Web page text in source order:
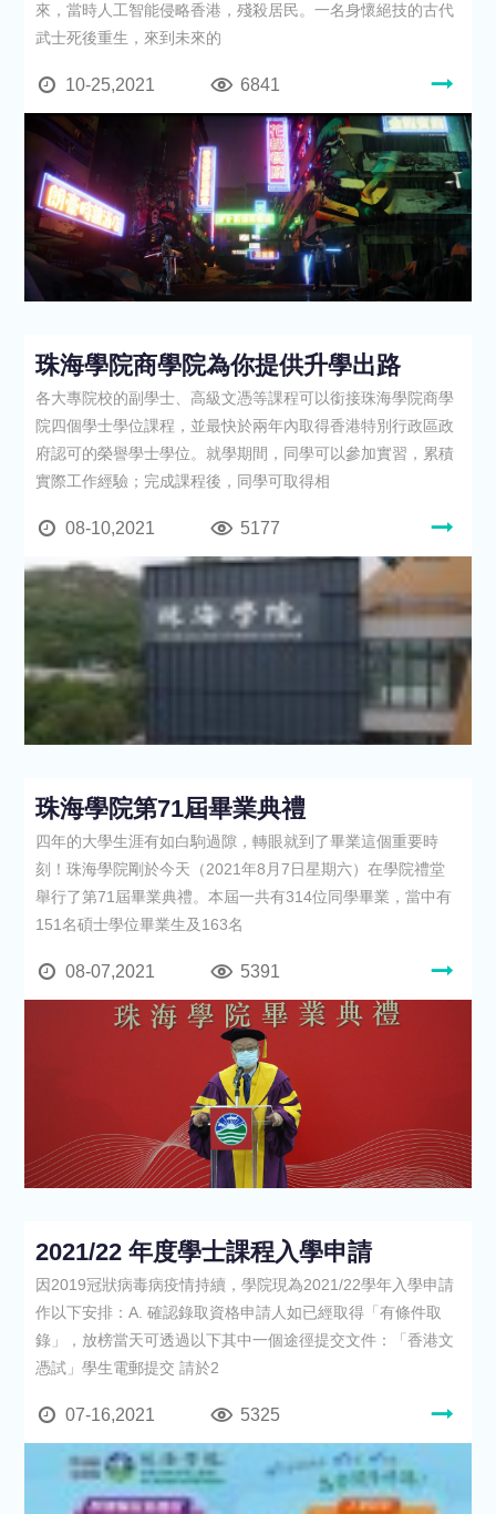
來，當時人工智能侵略香港，殘殺居民。一名身懷絕技的古代
武士死後重生，來到未來的
10-25,2021 6841
珠海學院商學院為你提供升學出路
各大專院校的副學士、高級文憑等課程可以銜接珠海學院商學
院四個學士學位課程，並最快於兩年內取得香港特別行政區政
府認可的榮譽學士學位。就學期間，同學可以參加實習，累積
實際工作經驗；完成課程後，同學可取得相
08-10,2021 5177
珠海學院第71屆畢業典禮
四年的大學生涯有如白駒過隙，轉眼就到了畢業這個重要時
刻！珠海學院剛於今天（2021年8月7日星期六）在學院禮堂
舉行了第71屆畢業典禮。本屆一共有314位同學畢業，當中有
151名碩士學位畢業生及163名
08-07,2021 5391
2021/22 年度學士課程入學申請
因2019冠狀病毒病疫情持續，學院現為2021/22學年入學申請
作以下安排：A. 確認錄取資格申請人如已經取得「有條件取
錄」，放榜當天可透過以下其中一個途徑提交文件：「香港文
憑試」學生電郵提交 請於2
07-16,2021 5325